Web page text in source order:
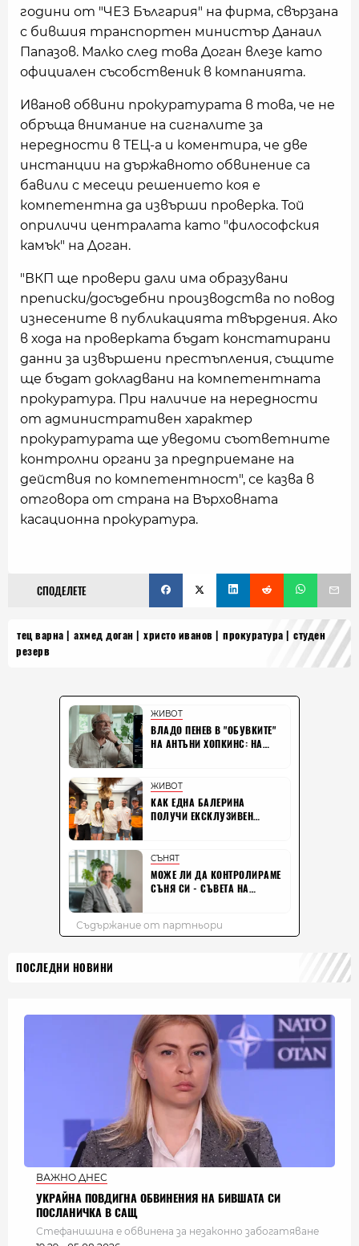
години от "ЧЕЗ България" на фирма, свързана
с бившия транспортен министър Данаил
Папазов. Малко след това Доган влезе като
официален съсобственик в компанията.
Иванов обвини прокуратурата в това, че не
обръща внимание на сигналите за
нередности в ТЕЦ-а и коментира, че две
инстанции на държавното обвинение са
бавили с месеци решението коя е
компетентна да извърши проверка. Той
оприличи централата като "философския
камък" на Доган.
"ВКП ще провери дали има образувани
преписки/досъдебни производства по повод
изнесените в публикацията твърдения. Ако
в хода на проверката бъдат констатирани
данни за извършени престъпления, същите
ще бъдат докладвани на компетентната
прокуратура. При наличие на нередности
от административен характер
прокуратурата ще уведоми съответните
контролни органи за предприемане на
действия по компетентност", се казва в
отговора от страна на Върховната
касационна прокуратура.
СПОДЕЛЕТЕ
тец варна ахмед доган христо иванов прокуратура
студен
резерв
ПОСЛЕДНИ НОВИНИ
ВАЖНО ДНЕС
УКРАЙНА ПОВДИГНА ОБВИНЕНИЯ НА БИВШАТА СИ
ПОСЛАНИЧКА В САЩ
Стефанишина е обвинена за незаконно забогатяване